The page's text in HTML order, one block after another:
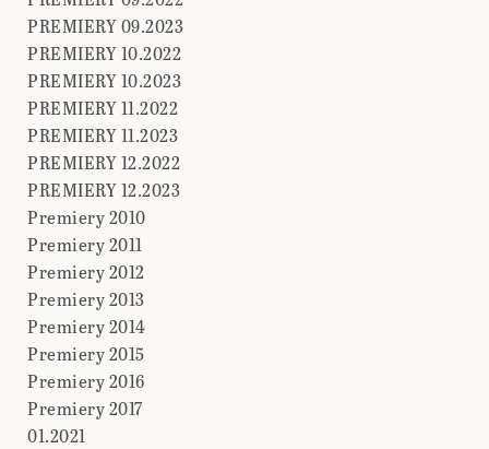
PREMIERY 09.2023
PREMIERY 10.2022
PREMIERY 10.2023
PREMIERY 11.2022
PREMIERY 11.2023
PREMIERY 12.2022
PREMIERY 12.2023
Premiery 2010
Premiery 2011
Premiery 2012
Premiery 2013
Premiery 2014
Premiery 2015
Premiery 2016
Premiery 2017
01.2021